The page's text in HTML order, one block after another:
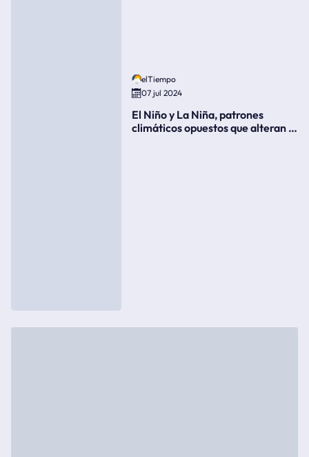
elTiempo
07 jul 2024
El Niño y La Niña, patrones
climáticos opuestos que alteran la